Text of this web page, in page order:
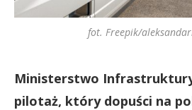
fot. Freepik/
Ministerstwo
pilotaż, który dopuści na